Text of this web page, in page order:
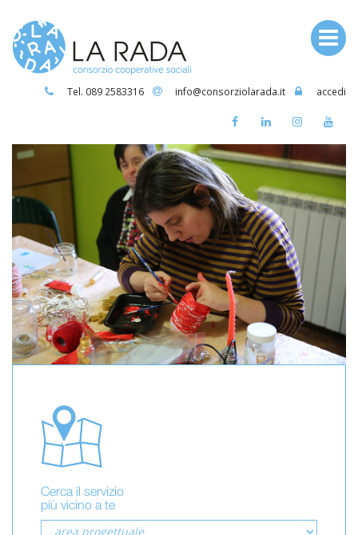
Tel. 089 2583316 info@consorziolarada.it accedi
Cerca il servizio
più vicino a te